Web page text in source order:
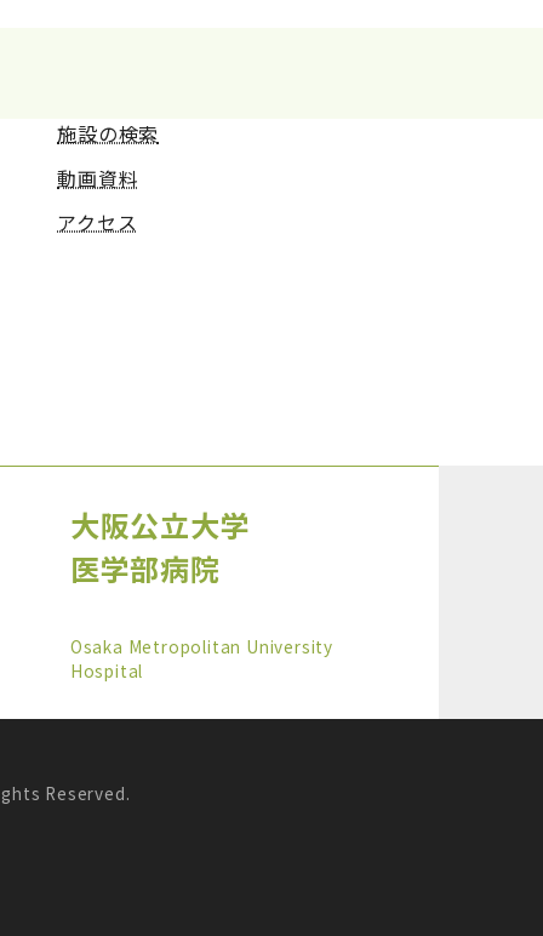
施設の検索
動画資料
アクセス
大阪公立大学
医学部病院
Osaka Metropolitan University
Hospital
Reserved.